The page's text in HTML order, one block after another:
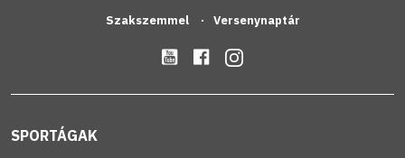
Szakszemmel Versenynaptár
SPORTÁGAK